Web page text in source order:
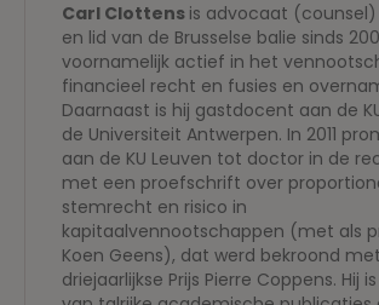
Carl Clottens is advocaat (counsel)
en lid van de Brusselse balie sinds
voornamelijk actief in het
financieel recht en fusies en
Daarnaast is hij gastdocent aan de
de Universiteit Antwerpen. In 2011
aan de KU Leuven tot doctor in de
met een proefschrift over
stemrecht en risico in
kapitaalvennootschappen (met als
Koen Geens), dat werd bekroond
driejaarlijkse Prijs Pierre Coppens. Hij